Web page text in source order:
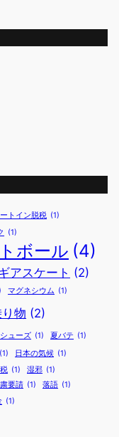
トイン脱税 (1)
(1)
ボール (4)
アスケート (2)
マグネシウム (1)
物 (2)
ューズ (1) 夏バテ (1)
(1) 日本の気候 (1)
(1) 湿邪 (1)
要請 (1) 落語 (1)
(1)